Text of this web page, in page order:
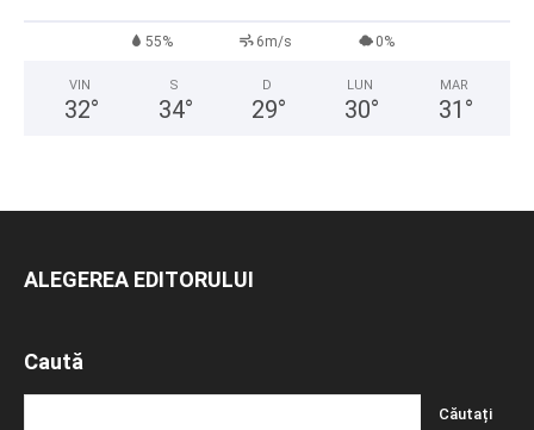
55% 6m/s 0%
VIN
32°
S
34°
D
29°
LUN
30°
MAR
31 °
ALEGEREA EDITORULUI
Caută